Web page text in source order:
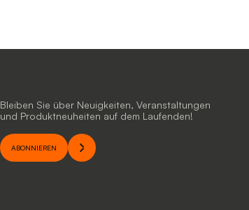
Bleiben Sie über Neuigkeiten, Veranstaltungen
und Produktneuheiten auf dem Laufenden!
ABONNIEREN